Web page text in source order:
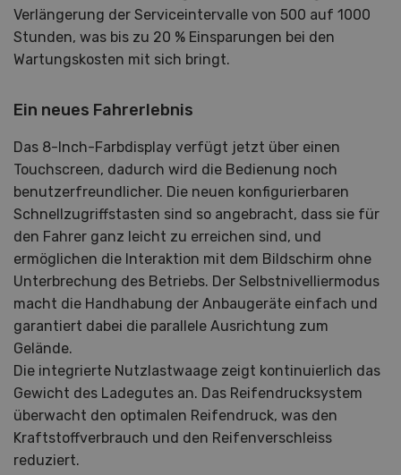
Verlängerung der Serviceintervalle von 500 auf 1000
Stunden, was bis zu 20 % Einsparungen bei den
Wartungskosten mit sich bringt.
Ein neues Fahrerlebnis
Das 8-Inch-Farbdisplay verfügt jetzt über einen
Touchscreen, dadurch wird die Bedienung noch
benutzerfreundlicher. Die neuen konfigurierbaren
Schnellzugriffstasten sind so angebracht, dass sie für
den Fahrer ganz leicht zu erreichen sind, und
ermöglichen die Interaktion mit dem Bildschirm ohne
Unterbrechung des Betriebs. Der Selbstnivelliermodus
macht die Handhabung der Anbaugeräte einfach und
garantiert dabei die parallele Ausrichtung zum
Gelände.
Die integrierte Nutzlastwaage zeigt kontinuierlich das
Gewicht des Ladegutes an. Das Reifendrucksystem
überwacht den optimalen Reifendruck, was den
Kraftstoffverbrauch und den Reifenverschleiss
reduziert.